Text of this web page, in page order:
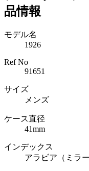
品情報
モデル名
1926
Ref No
91651
サイズ
メンズ
ケース直径
41mm
インデックス
アラビア（ミラー